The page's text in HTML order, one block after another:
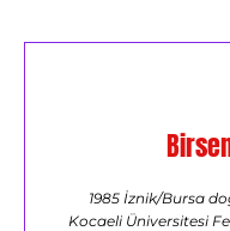
Birsen
1985 İznik/Bursa
Kocaeli Üniversitesi